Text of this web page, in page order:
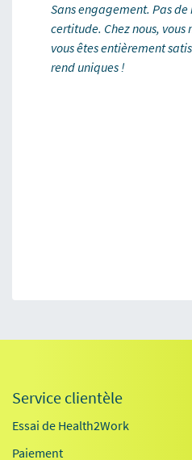
Sans engagement. Pas
certitude. Chez nous, vous
vous êtes entièrement
rend uniques !
Service clientèle
Essai de Health2Work
Paiement